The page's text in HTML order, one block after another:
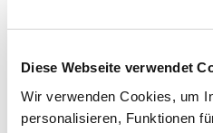
Diese Webseite verwendet
Wir verwenden Cookies, um
personalisieren, Funktionen